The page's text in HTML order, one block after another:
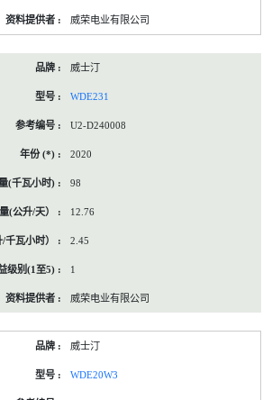
威荣电业有限公司
威士汀
WDE231
U2-D240008
2020
98
12.76
2.45
1
威荣电业有限公司
威士汀
WDE20W3